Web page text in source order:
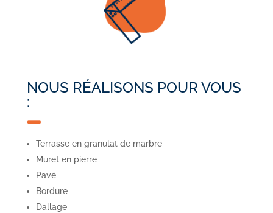
NOUS RÉALISONS POUR VOUS
:

Terrasse en granulat de marbre
Muret en pierre
Pavé
Bordure
Dallage